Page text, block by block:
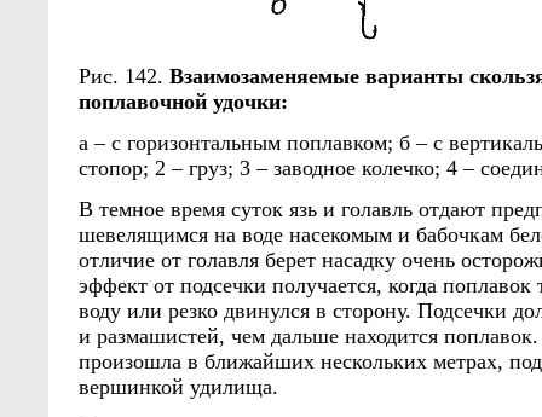
Рис. 142. Взаимозаменяемые варианты
поплавочной удочки:
а – с горизонтальным поплавком; б – с
стопор; 2 – груз; 3 – заводное колечко; 4 –
В темное время суток язь и голавль отдают
шевелящимся на воде насекомым и бабочкам
отличие от голавля берет насадку очень
эффект от подсечки получается, когда
воду или резко двинулся в сторону. Подсечки
и размашистей, чем дальше находится
произошла в ближайших нескольких метрах,
вершинкой удилища.